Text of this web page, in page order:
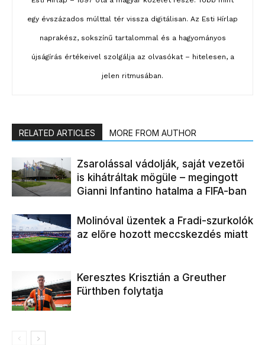
egy évszázados múlttal tér vissza digitálisan. Az Esti Hírlap
naprakész, sokszínű tartalommal és a hagyományos
újságírás értékeivel szolgálja az olvasókat – hitelesen, a
jelen ritmusában.
RELATED ARTICLES MORE FROM AUTHOR
Zsarolással vádolják, saját vezetői
is kihátráltak mögüle – megingott
Gianni Infantino hatalma a FIFA-ban
Molinóval üzentek a Fradi-szurkolók
az előre hozott meccskezdés miatt
Keresztes Krisztián a Greuther
Fürthben folytatja